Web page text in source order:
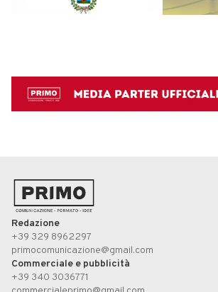
Redazione
+39 329 8962297
primocomunicazione@gmail.com
Commerciale e pubblicità
+39 340 3036771